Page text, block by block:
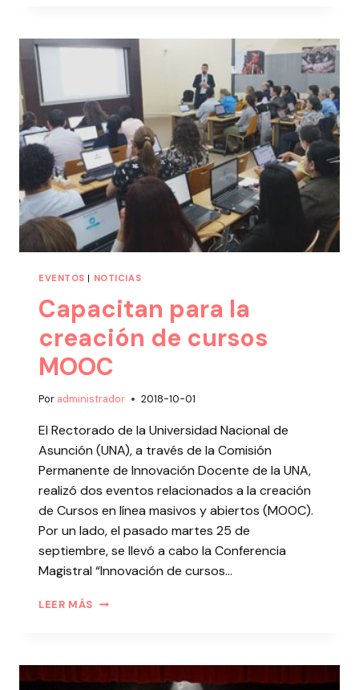
EVENTOS | NOTICIAS
Capacitan para la
creación de cursos
MOOC
Por administrador 2018-10-01
El Rectorado de la Universidad Nacional de
Asunción (UNA), a través de la Comisión
Permanente de Innovación Docente de la UNA,
realizó dos eventos relacionados a la creación
de Cursos en línea masivos y abiertos (MOOC).
Por un lado, el pasado martes 25 de
septiembre, se llevó a cabo la Conferencia
Magistral “Innovación de cursos…
LEER MÁS